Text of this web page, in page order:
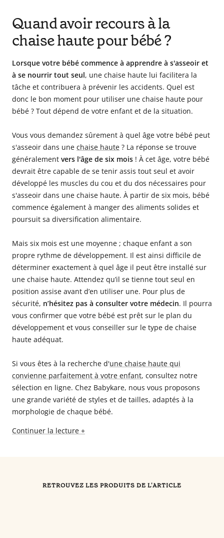
Quand avoir recours à la
chaise haute pour bébé ?
Lorsque votre bébé commence à apprendre à s'asseoir et
à se nourrir tout seul, une chaise haute lui facilitera la
tâche et contribuera à prévenir les accidents. Quel est
donc le bon moment pour utiliser une chaise haute pour
bébé ? Tout dépend de votre enfant et de la situation.
Vous vous demandez sûrement à quel âge votre bébé peut
s'asseoir dans une chaise haute ? La réponse se trouve
généralement vers l'âge de six mois ! À cet âge, votre bébé
devrait être capable de se tenir assis tout seul et avoir
développé les muscles du cou et du dos nécessaires pour
s'asseoir dans une chaise haute. À partir de six mois, bébé
commence également à manger des aliments solides et
poursuit sa diversification alimentaire.
Mais six mois est une moyenne ; chaque enfant a son
propre rythme de développement. Il est ainsi difficile de
déterminer exactement à quel âge il peut être installé sur
une chaise haute. Attendez qu’il se tienne tout seul en
position assise avant d’en utiliser une. Pour plus de
sécurité, n’hésitez pas à consulter votre médecin. Il pourra
vous confirmer que votre bébé est prêt sur le plan du
développement et vous conseiller sur le type de chaise
haute adéquat.
Si vous êtes à la recherche d'une chaise haute qui
convienne parfaitement à votre enfant, consultez notre
sélection en ligne. Chez Babykare, nous vous proposons
une grande variété de styles et de tailles, adaptés à la
morphologie de chaque bébé.
Continuer la lecture +
RETROUVEZ LES PRODUITS DE L'ARTICLE